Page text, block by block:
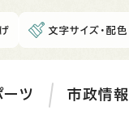
文字サイズ・配色
ーツ 市政情報